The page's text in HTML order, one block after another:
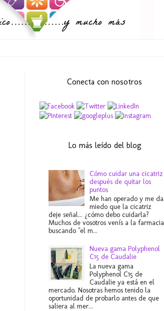
Conecta con nosotros
Lo más leído del blog
Cómo cuidar una cicatriz
después de quitar los
puntos
Me han operado y me da
miedo que la cicatriz
deje señal... ¿cómo debo cuidarla?
Muchos de vosotros venís a la farmacia
buscando "el m...
Nueva gama Polyphenol
C15 de Caudalie
La nueva gama
Polyphenol C15 de
Caudalie ya está en el
mercado. Nosotras hemos tenido la
oportunidad de probarlo antes de que
saliera al mer...